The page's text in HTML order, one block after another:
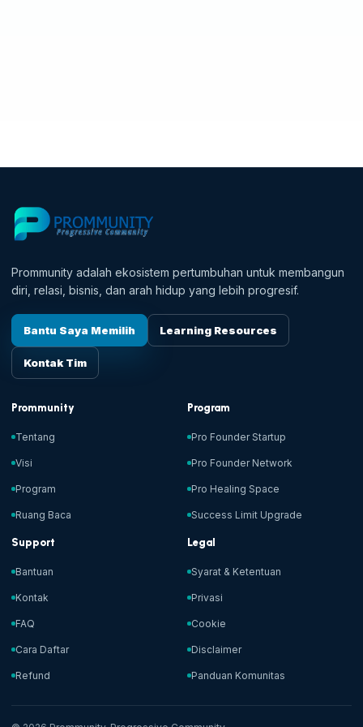
Prommunity adalah ekosistem pertumbuhan untuk membangun
diri, relasi, bisnis, dan arah hidup yang lebih progresif.
Bantu Saya Memilih Learning Resources
Kontak Tim
Prommunity
Tentang
Visi
Program
Ruang Baca
Program
Pro Founder Startup
Pro Founder Network
Pro Healing Space
Success Limit Upgrade
Support
Bantuan
Kontak
FAQ
Cara Daftar
Refund
Legal
Syarat & Ketentuan
Privasi
Cookie
Disclaimer
Panduan Komunitas